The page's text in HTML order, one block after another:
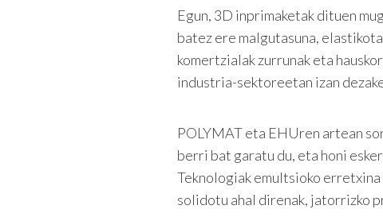
Egun, 3D inprimaketak dituen
batez ere malgutasuna,
komertzialak zurrunak eta
industria-sektoreetan izan
POLYMAT eta EHUren artean
berri bat garatu du, eta honi
Teknologiak emultsioko
solidotu ahal direnak, jatorrizko